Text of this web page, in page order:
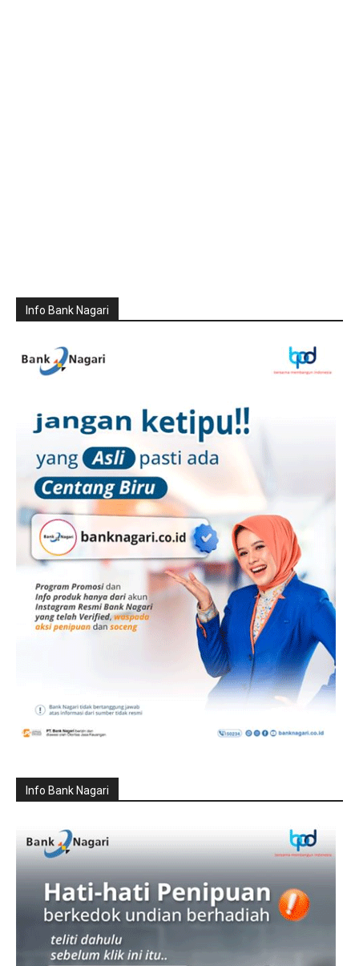
Info Bank Nagari
Info Bank Nagari